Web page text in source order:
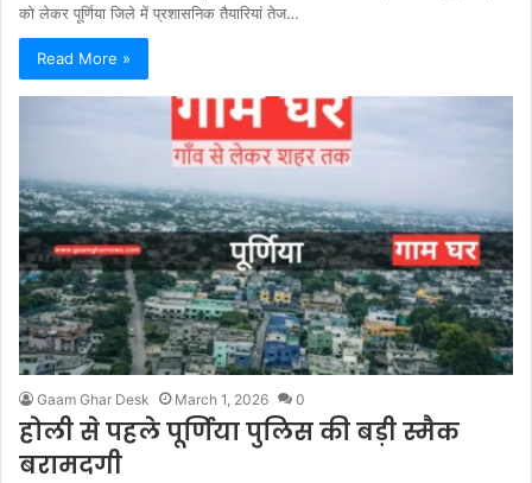
को लेकर पूर्णिया जिले में प्रशासनिक तैयारियां तेज…
Read More »
Gaam Ghar Desk March 1, 2026 0
होली से पहले पूर्णिया पुलिस की बड़ी स्मैक
बरामदगी